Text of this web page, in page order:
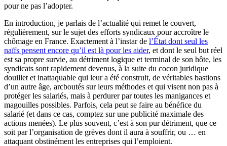
pour ne pas l’adopter.
En introduction, je parlais de l’actualité qui remet le couvert,
régulièrement, sur le sujet des efforts syndicaux pour accroître le
chômage en France. Exactement à l’instar de l’État dont seul les
naïfs pensent encore qu’il est là pour les aider, et dont le seul but réel
est sa propre survie, au détriment logique et terminal de son hôte, les
syndicats sont rapidement devenus, à la suite du cocon juridique
douillet et inattaquable qui leur a été construit, de véritables bastions
d’un autre âge, arcboutés sur leurs méthodes et qui visent non pas à
protéger les salariés, mais à perdurer par toutes les manigances et
magouilles possibles. Parfois, cela peut se faire au bénéfice du
salarié (et dans ce cas, comptez sur une publicité maximale des
actions menées). Le plus souvent, c’est à son pur détriment, que ce
soit par l’organisation de grèves dont il aura à souffrir, ou … en
attaquant obstinément les entreprises qui l’emploient.